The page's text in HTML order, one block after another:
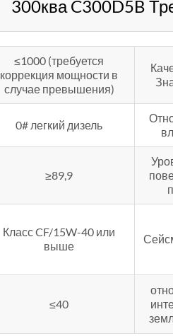
300ква C300D5B
≤1000 (требуется
коррекция мощности в
случае превышения)
0# легкий дизель
≥89,9
Класс CF/15W-40 или
выше
≤40